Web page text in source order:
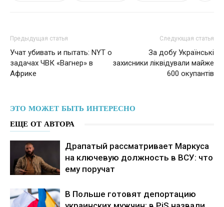
Предыдущая статья
Учат убивать и пытать: NYT о
задачах ЧВК «Вагнер» в
Африке
Следующая статья
За добу Українські
захисники ліквідували майже
600 окупантів
ЭТО МОЖЕТ БЫТЬ ИНТЕРЕСНО
ЕЩЕ ОТ АВТОРА
Драпатый рассматривает Маркуса
на ключевую должность в ВСУ: что
ему поручат
В Польше готовят депортацию